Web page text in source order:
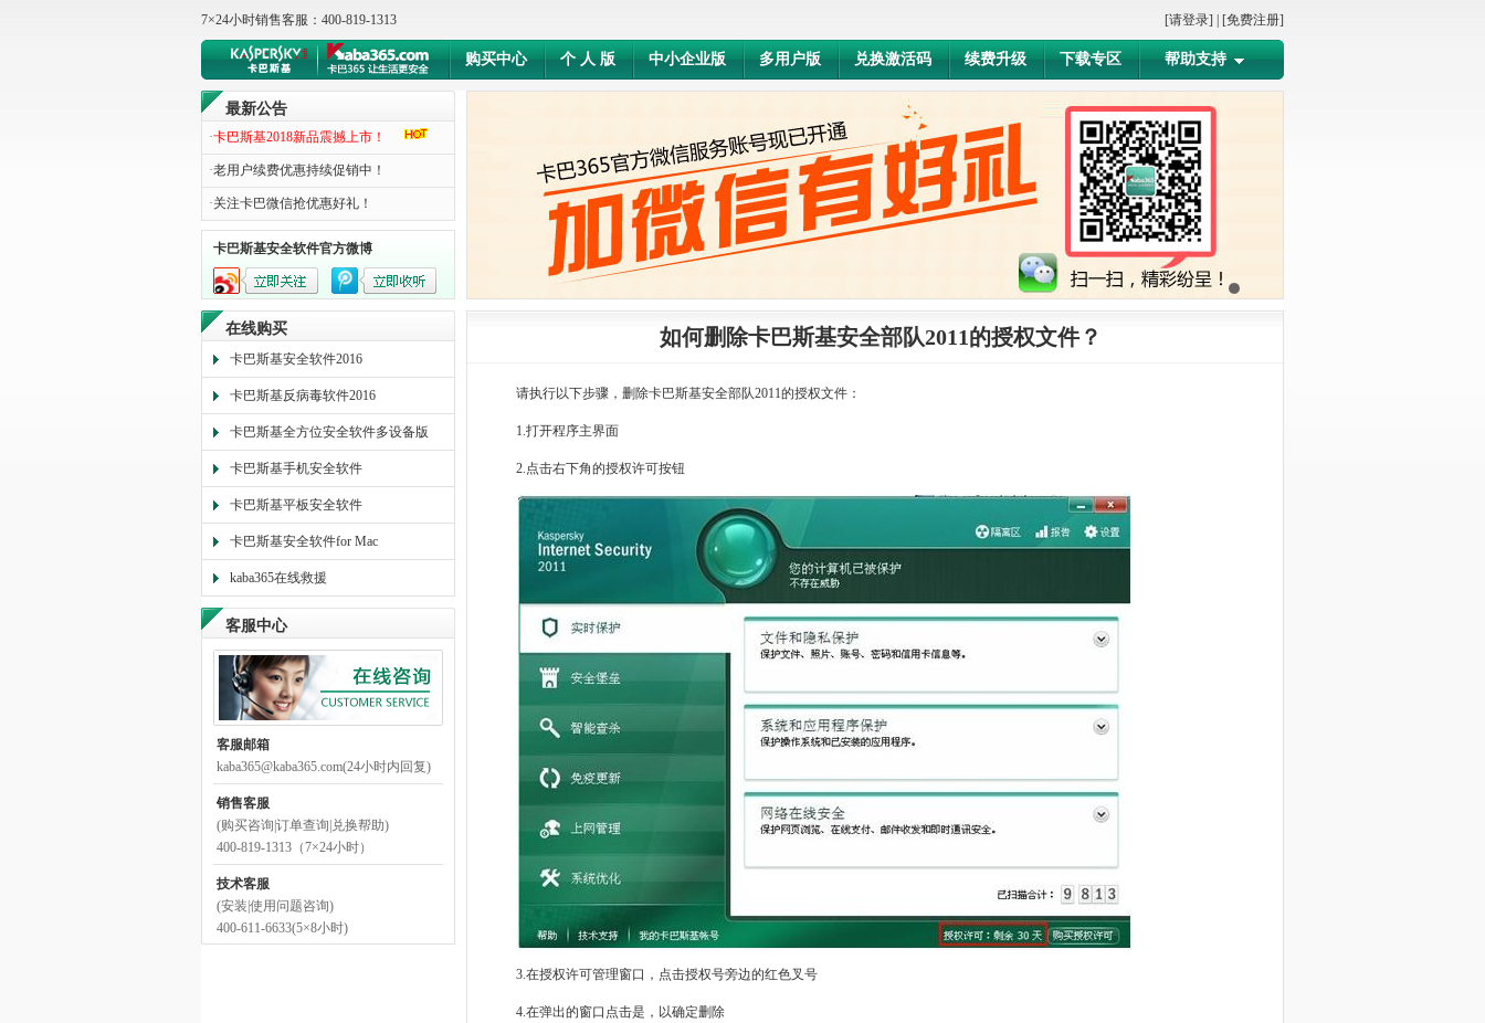
7×24小时销售客服：400-819-1313 [请登录] [免费注册]
购买中心 个 人 版 中小企业版 多用户版 兑换激活码 续费升级 下载专区 帮助支持
最新公告
·卡巴斯基2018新品震撼上市！
·老用户续费优惠持续促销中！
·关注卡巴微信抢优惠好礼！
卡巴斯基安全软件官方微博
在线购买
卡巴斯基安全软件2016
卡巴斯基反病毒软件2016
卡巴斯基全方位安全软件多设备版
卡巴斯基手机安全软件
卡巴斯基平板安全软件
卡巴斯基安全软件for Mac
kaba365在线救援
客服中心
客服邮箱
kaba365@kaba365.com(24小时内回复)
销售客服
(购买咨询|订单查询|兑换帮助)
400-819-1313（7×24小时）
技术客服
(安装|使用问题咨询)
400-611-6633(5×8小时)
如何删除卡巴斯基安全部队2011的授权文件？
请执行以下步骤，删除卡巴斯基安全部队2011的授权文件：
1.打开程序主界面
2.点击右下角的授权许可按钮
3.在授权许可管理窗口，点击授权号旁边的红色叉号
4.在弹出的窗口点击是，以确定删除